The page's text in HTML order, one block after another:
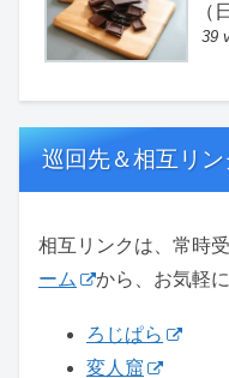
（
39
巡回先＆相互リン
相互リンクは、常時
ーム
から、お気軽
ろじぱら
変人窟